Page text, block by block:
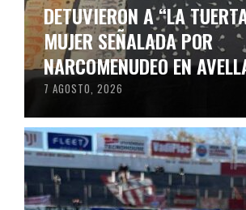
DETUVIERON A “LA
MUJER SEÑALADA POR
NARCOMENUDEO EN
7 AGOSTO, 2026